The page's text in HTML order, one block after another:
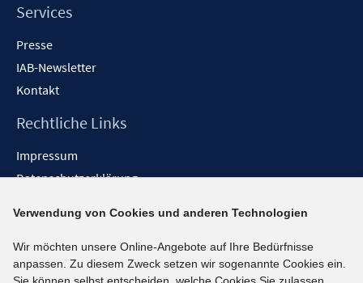
Services
Presse
IAB-Newsletter
Kontakt
Rechtliche Links
Impressum
Datenschutzerklärung
Barrieren melden
Social-Media-Kanäle
Verwendung von Cookies und anderen Technologien
Wir möchten unsere Online-Angebote auf Ihre Bedürfnisse
anpassen. Zu diesem Zweck setzen wir sogenannte Cookies ein.